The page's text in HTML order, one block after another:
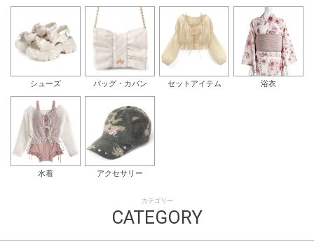
シューズ バッグ・カバン セットアイテム 浴衣
水着 アクセサリー
カテゴリー
CATEGORY